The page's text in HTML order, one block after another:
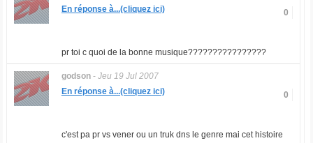
0
En réponse à...(cliquez ici)
pr toi c quoi de la bonne musique????????????????
godson- Jeu 19 Jul 2007
0
En réponse à...(cliquez ici)
c'est pa pr vs vener ou un truk dns le genre mai cet histoire